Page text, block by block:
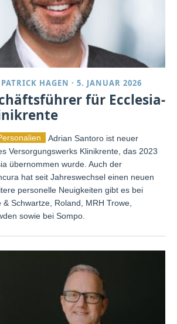
PATRICK HAGEN ·5. JANUAR 2026
für Ecclesia-
Adrian Santoro ist neuer
Versorgungswerks Klinikrente, das 2023
übernommen wurde. Auch der
hat seit Jahreswechsel einen neuen
personelle Neuigkeiten gibt es bei
Schwartze, Roland, MRH Trowe,
sowie bei Sompo.